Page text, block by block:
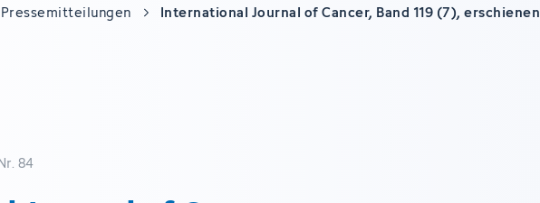
Pressemitteilungen International Journal of Cancer, Band 119 (7), erschienen
84